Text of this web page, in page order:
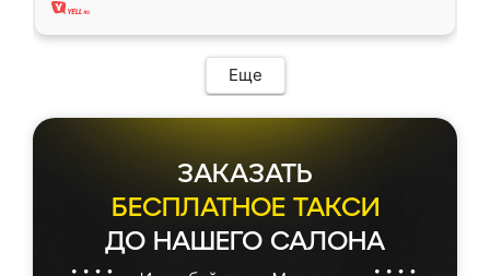
Еще
ЗАКАЗАТЬ
БЕСПЛАТНОЕ ТАКСИ
ДО НАШЕГО САЛОНА